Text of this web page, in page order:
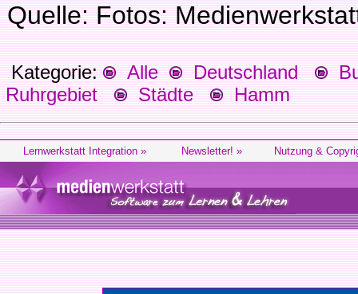
Quelle: Fotos:
Kategorie: Alle Deutschland
Ruhrgebiet
Städte Hamm
Lernwerkstatt Integration » Newsletter! » Nutzung &